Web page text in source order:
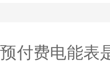
费电能表是